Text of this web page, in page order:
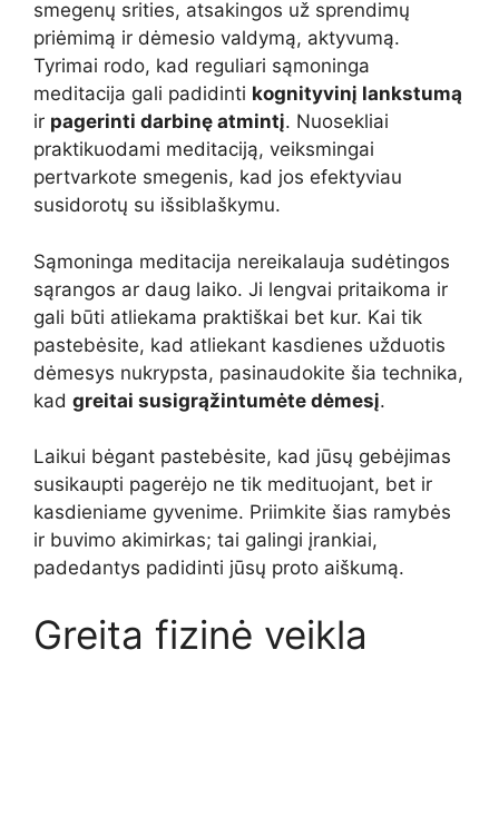
smegenų srities, atsakingos už sprendimų
priėmimą ir dėmesio valdymą, aktyvumą.
Tyrimai rodo, kad reguliari sąmoninga
meditacija gali padidinti kognityvinį lankstumą
ir pagerinti darbinę atmintį. Nuosekliai
praktikuodami meditaciją, veiksmingai
pertvarkote smegenis, kad jos efektyviau
susidorotų su išsiblaškymu.
Sąmoninga meditacija nereikalauja sudėtingos
sąrangos ar daug laiko. Ji lengvai pritaikoma ir
gali būti atliekama praktiškai bet kur. Kai tik
pastebėsite, kad atliekant kasdienes užduotis
dėmesys nukrypsta, pasinaudokite šia technika,
kad greitai susigrąžintumėte dėmesį.
Laikui bėgant pastebėsite, kad jūsų gebėjimas
susikaupti pagerėjo ne tik medituojant, bet ir
kasdieniame gyvenime. Priimkite šias ramybės
ir buvimo akimirkas; tai galingi įrankiai,
padedantys padidinti jūsų proto aiškumą.
Greita fizinė veikla